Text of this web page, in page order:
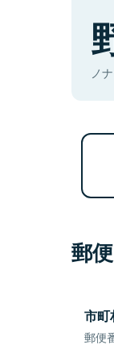
ノ
郵
市町
郵便